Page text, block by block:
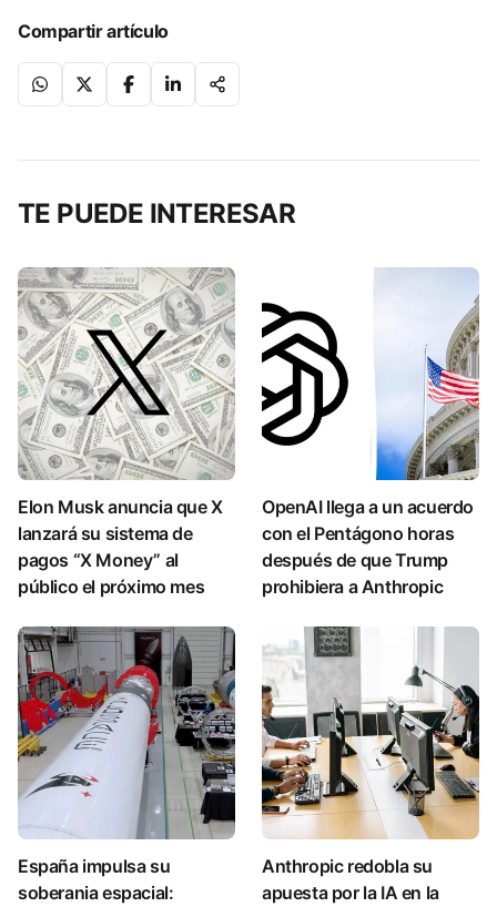
Compartir artículo
TE PUEDE INTERESAR
Elon Musk anuncia que X
lanzará su sistema de
pagos “X Money” al
público el próximo mes
OpenAI llega a un acuerdo
con el Pentágono horas
después de que Trump
prohibiera a Anthropic
España impulsa su
soberania espacial:
Anthropic redobla su
apuesta por la IA en la